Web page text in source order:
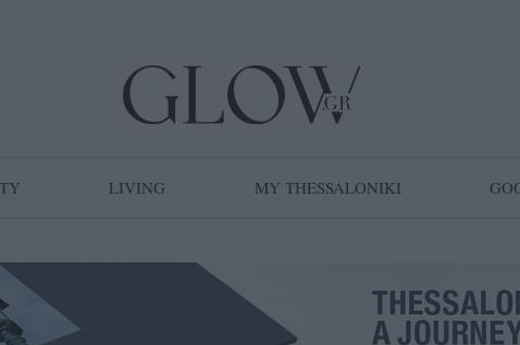
LIVING MY THESSALONIKI